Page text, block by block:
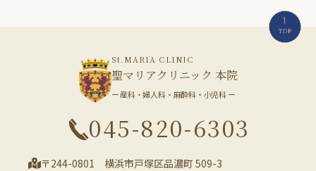
St.MARIA CLINIC
聖マリアクリニック 本院
ー 産科・婦人科・麻酔科・小児科 ー
045-820-6303
〒244-0801 横浜市戸塚区品濃町 509-3